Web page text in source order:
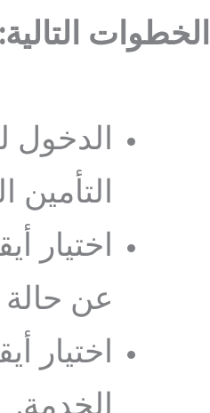
الخطوات التالية:
اختيار
عن حالة
اختيار